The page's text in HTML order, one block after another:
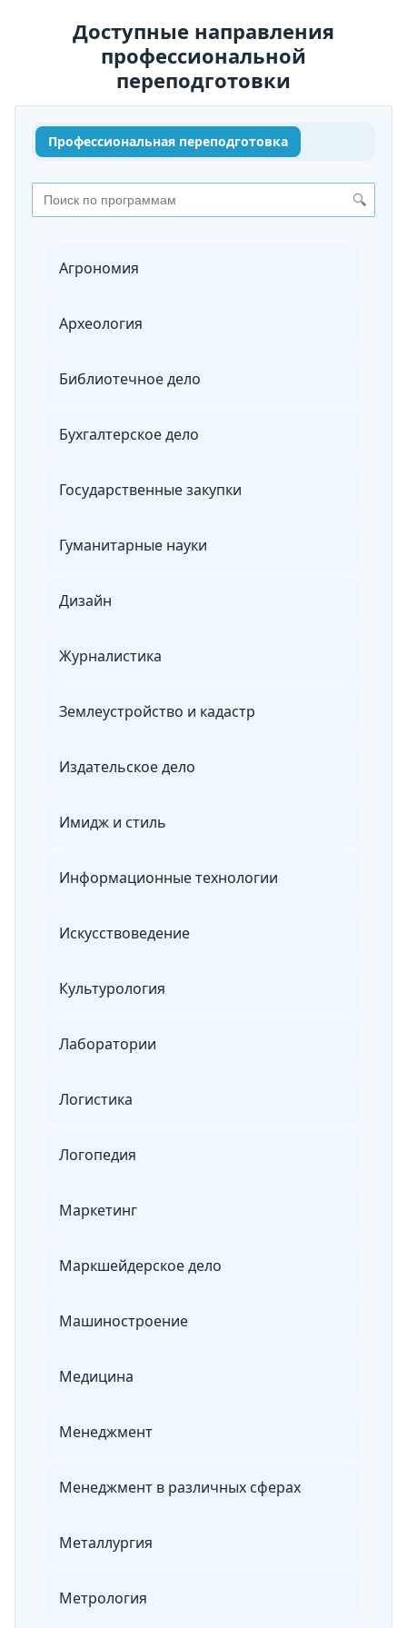
Доступные направления
профессиональной
переподготовки
Профессиональная переподготовка
🔍
Агрономия
Археология
Библиотечное дело
Бухгалтерское дело
Государственные закупки
Гуманитарные науки
Дизайн
Журналистика
Землеустройство и кадастр
Издательское дело
Имидж и стиль
Информационные технологии
Искусствоведение
Культурология
Лаборатории
Логистика
Логопедия
Маркетинг
Маркшейдерское дело
Машиностроение
Медицина
Менеджмент
Менеджмент в различных сферах
Металлургия
Метрология